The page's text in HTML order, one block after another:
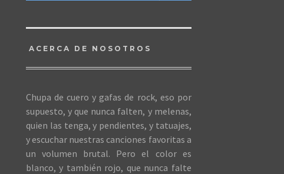
ACERCA DE NOSOTROS
Chupa de cuero y gafas de rock, eso por
supuesto, y que nunca falten, y melenas,
quien las tenga, y pendientes, y tatuajes,
y escuchar nuestras canciones favoritas a
un volumen brutal. Pero el color es
blanco, y también rojo, que nunca falte